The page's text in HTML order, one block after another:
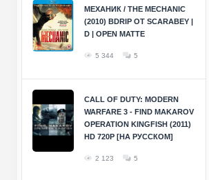
МЕХАНИК / THE MECHANIC
(2010) BDRIP ОТ SCARABEY |
D | OPEN MATTE
5 344 5
CALL OF DUTY: MODERN
WARFARE 3 - FIND MAKAROV
OPERATION KINGFISH (2011)
HD 720P [НА РУССКОМ]
2 123 5